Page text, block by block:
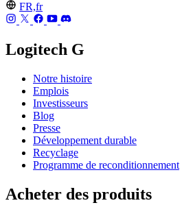
FR,fr
Logitech G
Notre histoire
Emplois
Investisseurs
Blog
Presse
Développement durable
Recyclage
Programme de reconditionnement
Acheter des produits